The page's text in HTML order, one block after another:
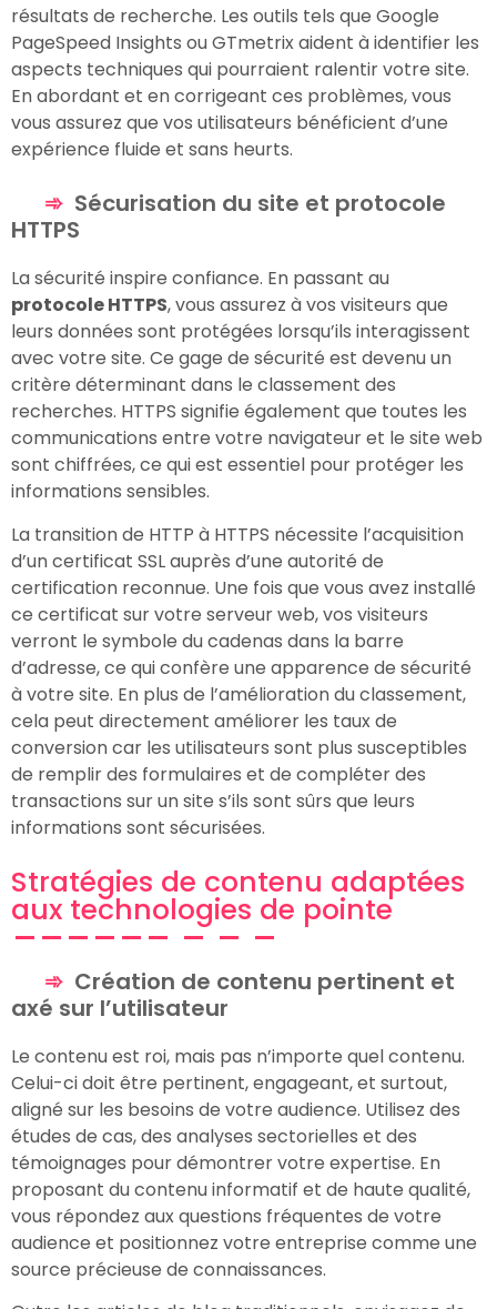
résultats de recherche. Les outils tels que Google
PageSpeed Insights ou GTmetrix aident à identifier les
aspects techniques qui pourraient ralentir votre site.
En abordant et en corrigeant ces problèmes, vous
vous assurez que vos utilisateurs bénéficient d’une
expérience fluide et sans heurts.
Sécurisation du site et protocole
HTTPS
La sécurité inspire confiance. En passant au
protocole HTTPS, vous assurez à vos visiteurs que
leurs données sont protégées lorsqu’ils interagissent
avec votre site. Ce gage de sécurité est devenu un
critère déterminant dans le classement des
recherches. HTTPS signifie également que toutes les
communications entre votre navigateur et le site web
sont chiffrées, ce qui est essentiel pour protéger les
informations sensibles.
La transition de HTTP à HTTPS nécessite l’acquisition
d’un certificat SSL auprès d’une autorité de
certification reconnue. Une fois que vous avez installé
ce certificat sur votre serveur web, vos visiteurs
verront le symbole du cadenas dans la barre
d’adresse, ce qui confère une apparence de sécurité
à votre site. En plus de l’amélioration du classement,
cela peut directement améliorer les taux de
conversion car les utilisateurs sont plus susceptibles
de remplir des formulaires et de compléter des
transactions sur un site s’ils sont sûrs que leurs
informations sont sécurisées.
Stratégies de contenu adaptées
aux technologies de pointe
Création de contenu pertinent et
axé sur l’utilisateur
Le contenu est roi, mais pas n’importe quel contenu.
Celui-ci doit être pertinent, engageant, et surtout,
aligné sur les besoins de votre audience. Utilisez des
études de cas, des analyses sectorielles et des
témoignages pour démontrer votre expertise. En
proposant du contenu informatif et de haute qualité,
vous répondez aux questions fréquentes de votre
audience et positionnez votre entreprise comme une
source précieuse de connaissances.